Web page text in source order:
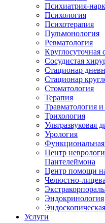
Психиатрия-
Психология
Психотерапия
Пульмонология
Ревматология
Круглосуточная
Сосудистая
Стационар
Стационар
Стоматология
Терапия
Травматология
Трихология
Ультразвуковая
Урология
Функциональная
Центр
Пантелеймона
Центр помощи
Челюстно-
Эндокринология
Услуги